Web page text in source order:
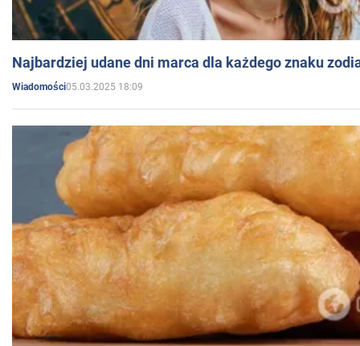
Najbardziej udane dni marca dla każdego znaku
Wiadomości05.03.2025 18:09